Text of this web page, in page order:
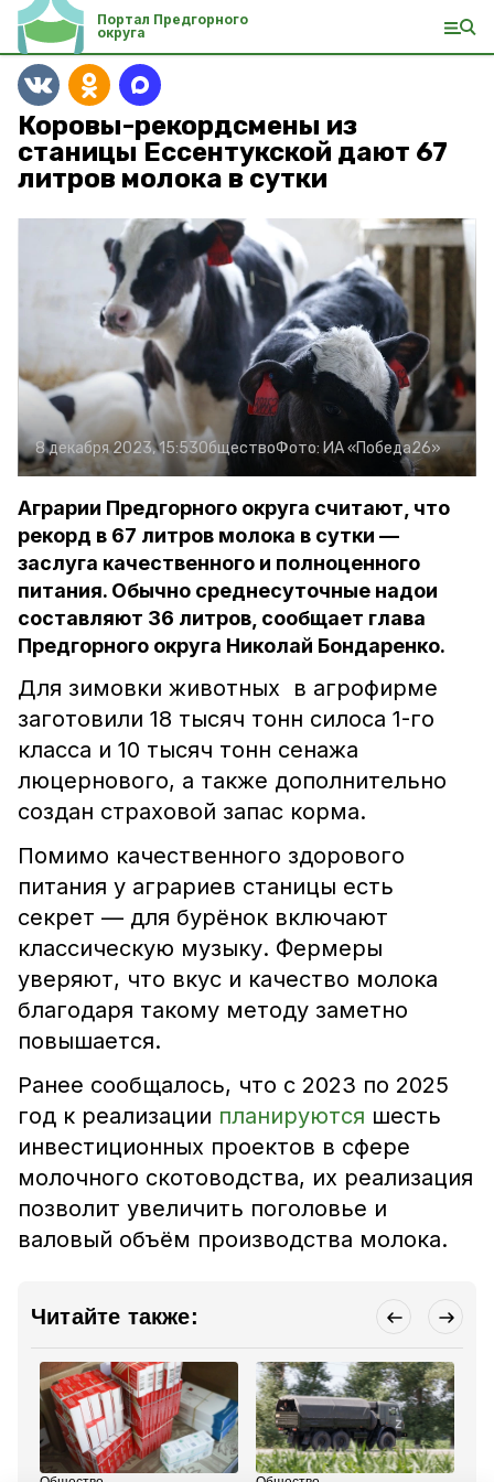
Портал Предгорного
округа
Коровы-рекордсмены из
станицы Ессентукской дают 67
литров молока в сутки
8 декабря 2023, 15:53ОбществоФото: ИА «Победа26»
Аграрии Предгорного округа считают, что
рекорд в 67 литров молока в сутки —
заслуга качественного и полноценного
питания. Обычно среднесуточные надои
составляют 36 литров, сообщает глава
Предгорного округа Николай Бондаренко.
Для зимовки животных в агрофирме
заготовили 18 тысяч тонн силоса 1-го
класса и 10 тысяч тонн сенажа
люцернового, а также дополнительно
создан страховой запас корма.
Помимо качественного здорового
питания у аграриев станицы есть
секрет — для бурёнок включают
классическую музыку. Фермеры
уверяют, что вкус и качество молока
благодаря такому методу заметно
повышается.
Ранее сообщалось, что с 2023 по 2025
год к реализации планируются шесть
инвестиционных проектов в сфере
молочного скотоводства, их реализация
позволит увеличить поголовье и
валовый объём производства молока.
Читайте также: